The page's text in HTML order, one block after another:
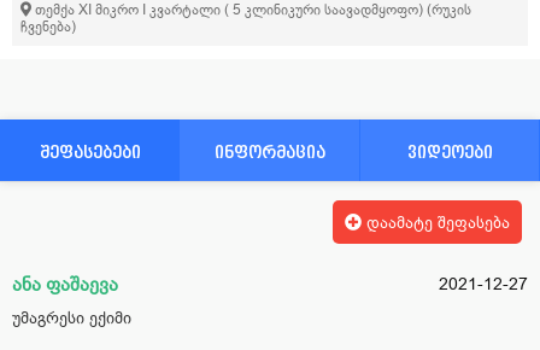
თემქა XI მიკრო I კვარტალი ( 5 კლინიკური საავადმყოფო) (რუკის
ჩვენება)
შეფასებები ინფორმაცია ვიდეოები
დაამატე შეფასება
ანა ფაშაევა
2021-12-27
უმაგრესი ექიმი